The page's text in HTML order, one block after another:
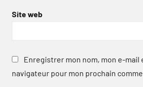
Site web
Enregistrer mon nom, mon e-mail
navigateur pour mon prochain